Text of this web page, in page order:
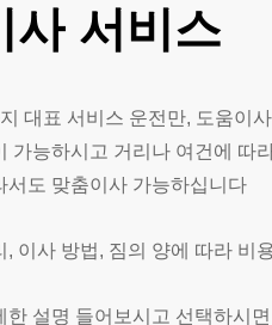
사 서비스
대표 서비스 운전만, 도움이
가능하시고 거리나 여건에 따
서도 맞춤이사 가능하십니다
, 이사 방법, 짐의 양에 따라 비
한 설명 들어보시고 선택하시